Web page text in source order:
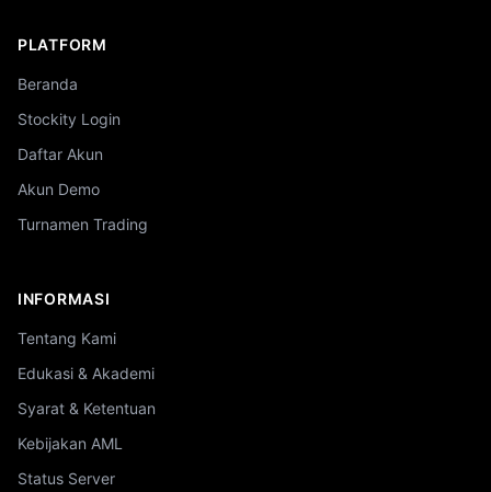
PLATFORM
Beranda
Stockity Login
Daftar Akun
Akun Demo
Turnamen Trading
INFORMASI
Tentang Kami
Edukasi & Akademi
Syarat & Ketentuan
Kebijakan AML
Status Server